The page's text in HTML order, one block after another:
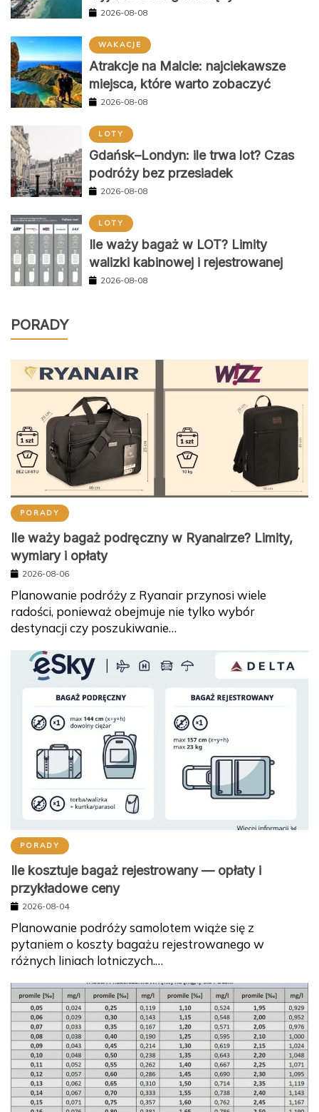
2026-08-08
WAKACJE
Atrakcje na Malcie: najciekawsze
miejsca, które warto zobaczyć
2026-08-08
LOTY
Gdańsk–Londyn: ile trwa lot? Czas
podróży bez przesiadek
2026-08-08
LOTY
Ile waży bagaż w LOT? Limity
walizki kabinowej i rejestrowanej
2026-08-08
PORADY
PORADY
Ile waży bagaż podręczny w Ryanairze? Limity,
wymiary i opłaty
2026-08-06
Planowanie podróży z Ryanair przynosi wiele
radości, ponieważ obejmuje nie tylko wybór
destynacji czy poszukiwanie…
PORADY
Ile kosztuje bagaż rejestrowany — opłaty i
przykładowe ceny
2026-08-04
Planowanie podróży samolotem wiąże się z
pytaniem o koszty bagażu rejestrowanego w
różnych liniach lotniczych.…